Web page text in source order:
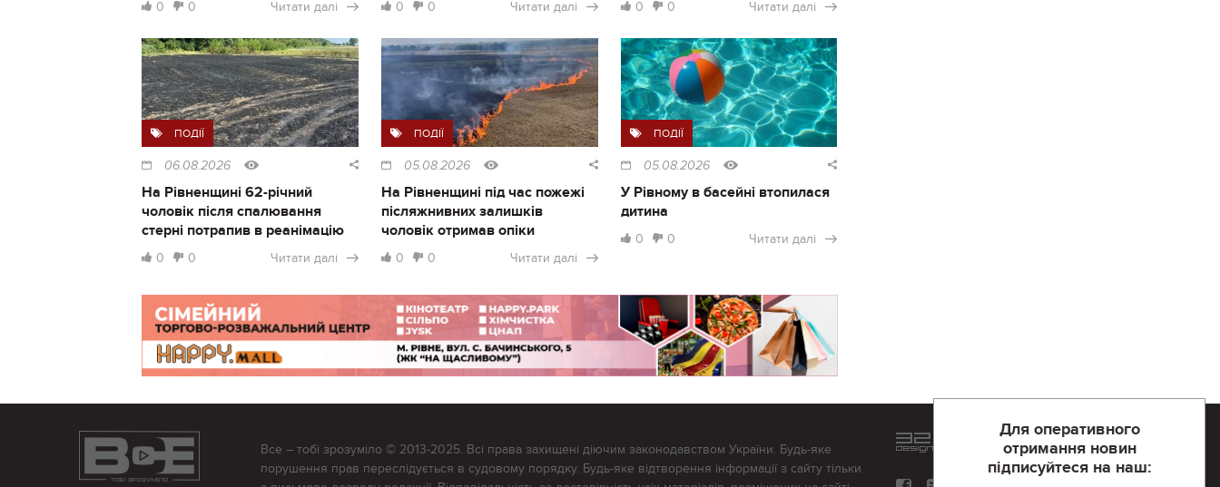
0 0 Читати далі 0 0 Читати далі 0 0 Читати далі
ПОДІЇ
06.08.2026
На Рівненщині 62-річний
чоловік після спалювання
стерні потрапив в реанімацію
0 0 Читати далі
ПОДІЇ
05.08.2026
На Рівненщині під час пожежі
післяжнивних залишків
чоловік отримав опіки
0 0 Читати далі
ПОДІЇ
05.08.2026
У Рівному в басейні втопилася
дитина
0 0 Читати далі
Для оперативного
отримання новин
підписуйтеся на наш:
Все – тобі зрозуміло © 2013-2025. Всі права захищені діючим законодавством України. Будь-яке
порушення прав переслідується в судовому порядку. Будь-яке відтворення інформації з сайту тільки
Розроблений та підтримується
компанії 32х32